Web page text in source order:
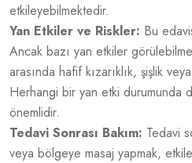
etkileyebilmektedir.
Yan Etkiler ve Riskler: Bu
Ancak bazı yan etkiler
arasında hafif kızarıklık, şişlik
Herhangi bir yan etki durumunda
önemlidir.
Tedavi Sonrası Bakım: Tedavi
veya bölgeye masaj yapmak,